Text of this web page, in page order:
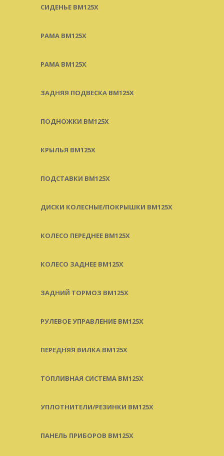
СИДЕНЬЕ BM125X
РАМА BM125X
РАМА BM125X
ЗАДНЯЯ ПОДВЕСКА BM125X
ПОДНОЖКИ BM125X
КРЫЛЬЯ BM125X
ПОДСТАВКИ BM125X
ДИСКИ КОЛЕСНЫЕ/ПОКРЫШКИ BM125X
КОЛЕСО ПЕРЕДНЕЕ BM125X
КОЛЕСО ЗАДНЕЕ BM125X
ЗАДНИЙ ТОРМОЗ BM125X
РУЛЕВОЕ УПРАВЛЕНИЕ BM125X
ПЕРЕДНЯЯ ВИЛКА BM125X
ТОПЛИВНАЯ СИСТЕМА BM125X
УПЛОТНИТЕЛИ/РЕЗИНКИ BM125X
ПАНЕЛЬ ПРИБОРОВ BM125X